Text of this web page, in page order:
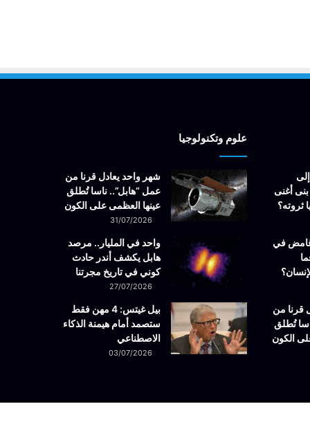
أغنى
ثروته؟
في
قرنا من
تُطلق
الكون
علوم وتكنولوجيا
شهر واحد يعادل قرنا من
عمل “هابل”.. ناسا تُطلق
عينها العظمى على الكون
31/07/2026
واحد في المليار.. مرصد
هابل يكشف أندر حادث
كوني في تاريخ مجرتنا
27/07/2026
بيل غيتس: 4 مهن فقط
ستصمد أمام هيمنة الذكاء
الاصطناعي
03/07/2026